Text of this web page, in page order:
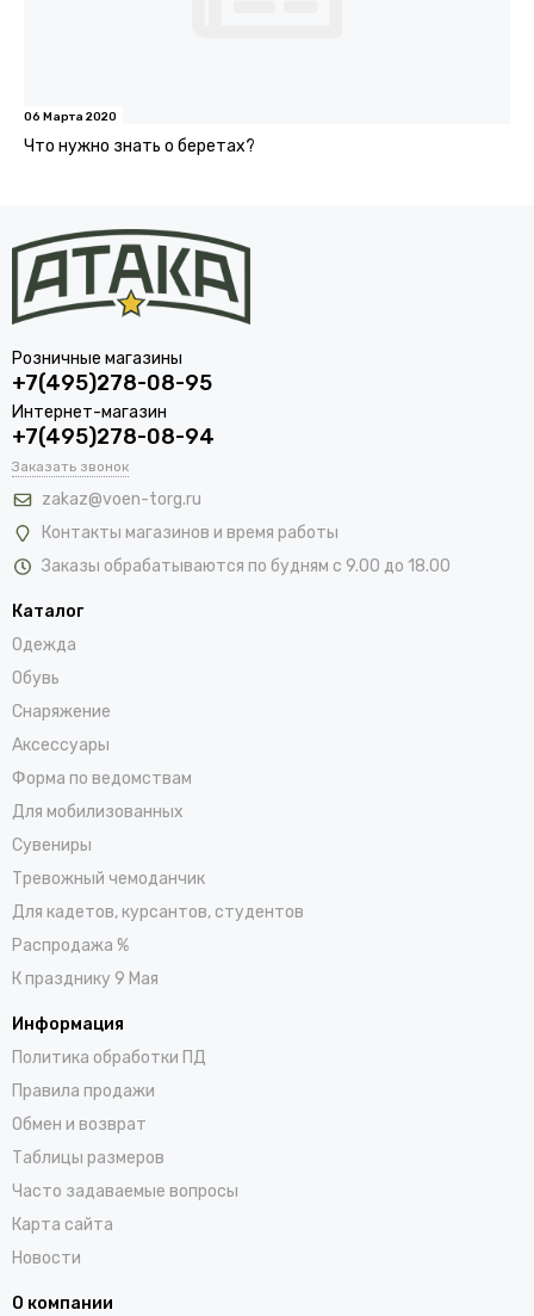
06 Марта 2020
Что нужно знать о беретах?
Розничные магазины
+7(495)278-08-95
Интернет-магазин
+7(495)278-08-94
Заказать звонок
zakaz@voen-torg.ru
Контакты магазинов и время работы
Заказы обрабатываются по будням с 9.00 до 18.00
Каталог
Одежда
Обувь
Снаряжение
Аксессуары
Форма по ведомствам
Для мобилизованных
Сувениры
Тревожный чемоданчик
Для кадетов, курсантов, студентов
Распродажа %
К празднику 9 Мая
Информация
Политика обработки ПД
Правила продажи
Обмен и возврат
Таблицы размеров
Часто задаваемые вопросы
Карта сайта
Новости
О компании